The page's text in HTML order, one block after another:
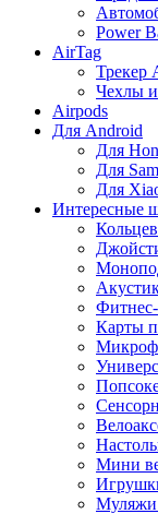
Power
AirTag
Трекер
Чехлы
Airpods
Для Android
Для
Для
Для
Интересные
Карты
Мини
Муляжи